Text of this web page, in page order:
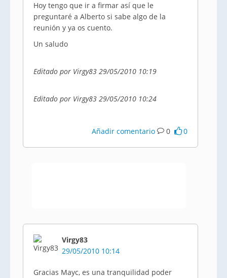
Hoy tengo que ir a firmar así que le
preguntaré a Alberto si sabe algo de la
reunión y ya os cuento.
Un saludo
Editado por Virgy83 29/05/2010 10:19
Editado por Virgy83 29/05/2010 10:24
Añadir comentario 0 0
Virgy83
29/05/2010 10:14
Gracias Mayc, es una tranquilidad poder